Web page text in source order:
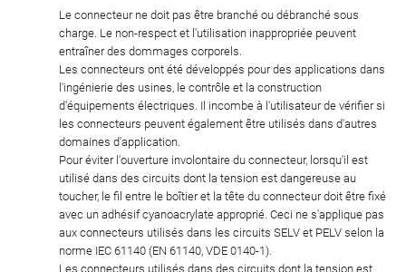
Le connecteur ne doit pas être branché ou débranché sous
charge. Le non-respect et l'utilisation inappropriée peuvent
entraîner des dommages corporels.
Les connecteurs ont été développés pour des applications dans
l'ingénierie des usines, le contrôle et la construction
d'équipements électriques. Il incombe à l'utilisateur de vérifier si
les connecteurs peuvent également être utilisés dans d'autres
domaines d'application.
Pour éviter l'ouverture involontaire du connecteur, lorsqu'il est
utilisé dans des circuits dont la tension est dangereuse au
toucher, le fil entre le boîtier et la tête du connecteur doit être fixé
avec un adhésif cyanoacrylate approprié. Ceci ne s'applique pas
aux connecteurs utilisés dans les circuits SELV et PELV selon la
norme IEC 61140 (EN 61140, VDE 0140-1).
Les connecteurs utilisés dans des circuits dont la tension est